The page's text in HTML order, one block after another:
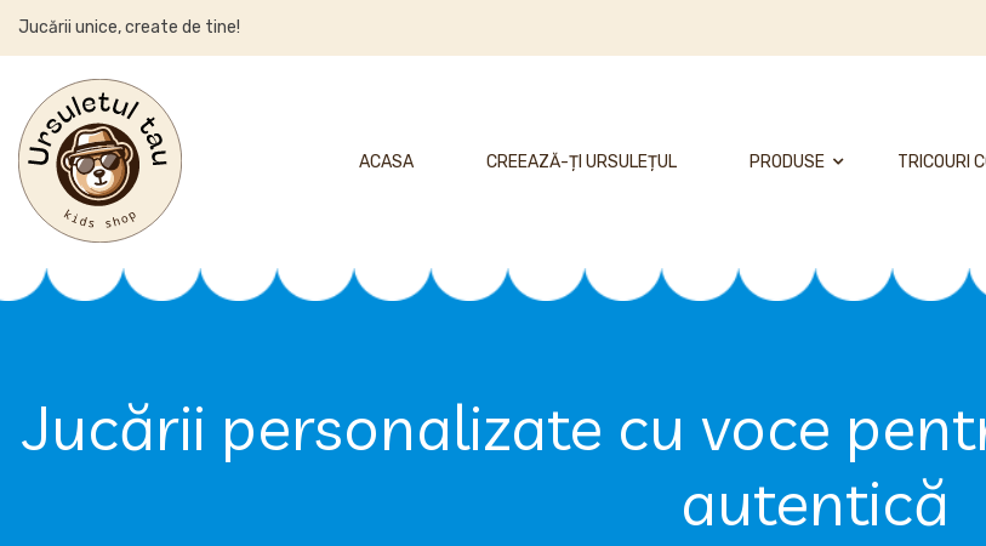
Jucării unice, create de tine!
ACASA CREEAZĂ-ȚI URSULEȚUL PRODUSE TRICOURI
Jucării personalizate cu voce
autentică